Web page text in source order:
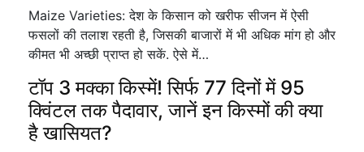
Maize Varieties: देश के किसान को खरीफ सीजन में ऐसी
फसलों की तलाश रहती है, जिसकी बाजारों में भी अधिक मांग हो और
कीमत भी अच्छी प्राप्त हो सकें. ऐसे में…
टॉप 3 मक्का किस्में! सिर्फ 77 दिनों में 95
क्विंटल तक पैदावार, जानें इन किस्मों की क्या
है खासियत?